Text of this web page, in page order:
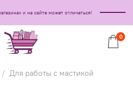
и на сайте может отличаться!
0
Для работы с мастикой